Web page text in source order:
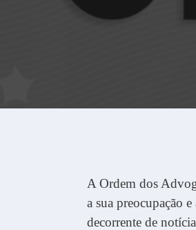
A Ordem dos
a sua preocupação
decorrente de